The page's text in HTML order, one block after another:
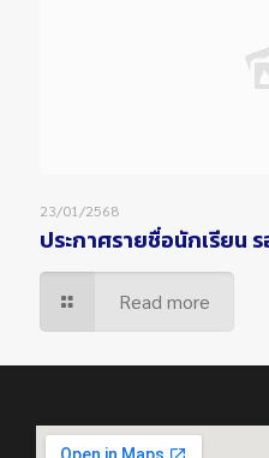
23/01/2568
ประกาศรายชื่อนักเรียน ร
Read more